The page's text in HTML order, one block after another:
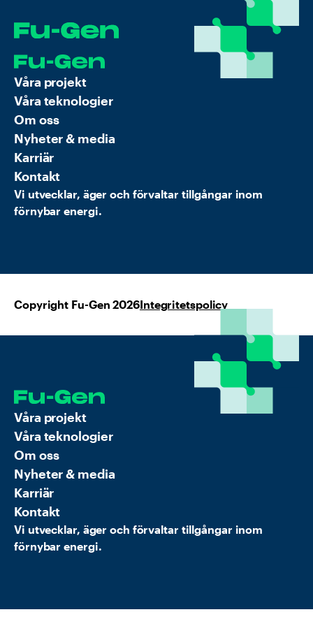
Våra projekt
Våra teknologier
Om oss
Nyheter & media
Karriär
Kontakt
Vi utvecklar, äger och förvaltar tillgångar inom
förnybar energi.
Copyright Fu-Gen 2026Integritetspolicy
Våra projekt
Våra teknologier
Om oss
Nyheter & media
Karriär
Kontakt
Vi utvecklar, äger och förvaltar tillgångar inom
förnybar energi.